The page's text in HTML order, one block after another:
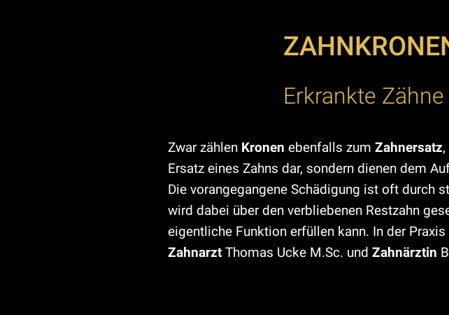
Erkrankte
Zwar zählen Kronen ebenfalls zum Zahnersatz
Ersatz eines Zahns dar, sondern dienen dem
Die vorangegangene Schädigung ist oft durch
wird dabei über den verbliebenen Restzahn
eigentliche Funktion erfüllen kann. In der Praxis
Zahnarzt Thomas Ucke M.Sc. und Zahnärztin